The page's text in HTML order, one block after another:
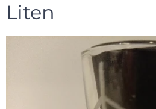
Liten